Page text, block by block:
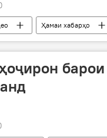
Ҳамаи хабарҳо